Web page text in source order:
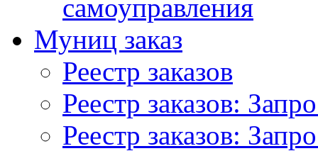
самоуправления
Муниц заказ
Реестр заказов
Реестр заказов:
Реестр заказов: